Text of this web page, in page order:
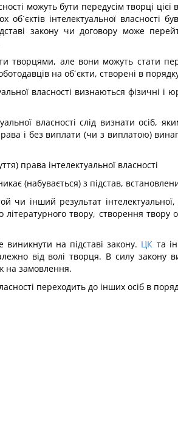
можуть бути передусім творці
об´єктів інтелектуальної власності
закону чи договору може
творцями, але вони можуть стати
на об´єкти, створені в
власності визнаються фізичні
власності слід визнати осіб,
і без виплати (чи з виплатою)
права інтелектуальної власності
(набувається) з підстав,
чи інший результат
твору, створення
виникнути на підставі закону. ЦК та
від волі творця. В силу закону
на замовлення.
переходить до інших осіб в